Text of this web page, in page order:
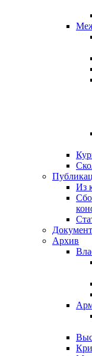
Из
Архив